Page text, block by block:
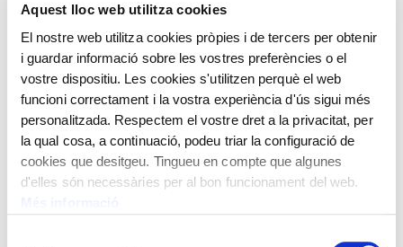
Aquest lloc web utilitza cookies
El nostre web utilitza cookies pròpies i de tercers per obtenir
i guardar informació sobre les vostres preferències o el
vostre dispositiu. Les cookies s'utilitzen perquè el web
funcioni correctament i la vostra experiència d'ús sigui més
personalitzada. Respectem el vostre dret a la privacitat, per
la qual cosa, a continuació, podeu triar la configuració de
cookies que desitgeu. Tingueu en compte que algunes
d'elles són necessàries per al bon funcionament del web.
creu. Al revers, bust frontal de Suíntila amb diadema de
perles i clàmide, envoltat per la llegenda IVSTVS TVC(c) I.
Encunyat per Suíntila, rei visigot d’Hispània.
Emerita (actual Mèrida). 621-631 dC
Pes: 1,48 g